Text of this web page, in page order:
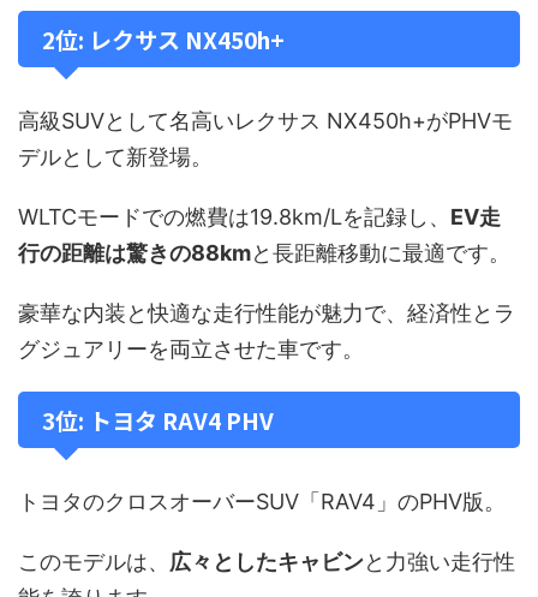
2位: レクサス NX450h+
高級SUVとして名高いレクサス NX450h+がPHVモ
デルとして新登場。
WLTCモードでの燃費は19.8km/Lを記録し、 EV走
行の距離は驚きの88kmと長距離移動に最適です。
豪華な内装と快適な走行性能が魅力で、経済性とラ
グジュアリーを両立させた車です。
3位: トヨタ RAV4 PHV
トヨタのクロスオーバーSUV「RAV4」のPHV版。
このモデルは、 広々としたキャビンと力強い走行性